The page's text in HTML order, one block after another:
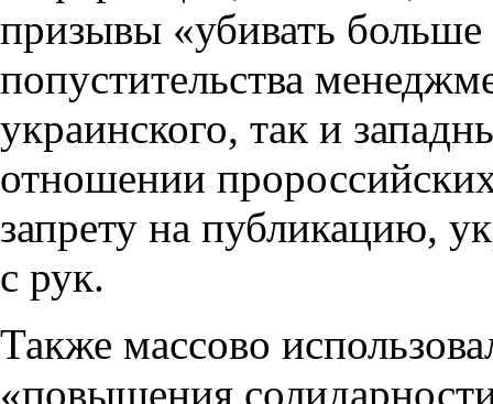
призывы «убивать больше
попустительства
украинского, так и
отношении
запрету на публикацию,
с рук.
Также массово
«повышения